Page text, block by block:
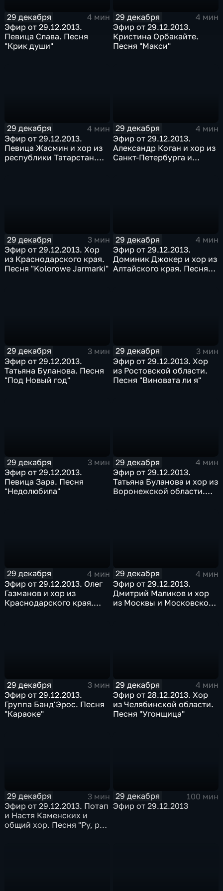
29 декабря
4 мин
Эфир от 29.12.2013.
Певица Слава. Песня
"Крик души"
29 декабря
4 мин
Эфир от 29.12.2013.
Кристина Орбакайте.
Песня "Макси"
29 декабря
4 мин
Эфир от 29.12.2013.
Певица Жасмин и хор из
республики Татарстан.
29 декабря
4 мин
Эфир от 29.12.2013.
Александр Коган и хор из
Санкт-Петербурга и
29 декабря
3 мин
Эфир от 29.12.2013. Хор
из Краснодарского края.
Песня "Kolorowe Jarmarki"
29 декабря
4 мин
Эфир от 29.12.2013.
Доминик Джокер и хор из
Алтайского края. Песня
29 декабря
3 мин
Эфир от 29.12.2013.
Татьяна Буланова. Песня
"Под Новый год"
29 декабря
3 мин
Эфир от 29.12.2013. Хор
из Ростовской области.
Песня "Виновата ли я"
29 декабря
3 мин
Эфир от 29.12.2013.
Певица Зара. Песня
"Недолюбила"
29 декабря
4 мин
Эфир от 29.12.2013.
Татьяна Буланова и хор из
Воронежской области.
29 декабря
4 мин
Эфир от 29.12.2013. Олег
Газманов и хор из
Краснодарского края.
29 декабря
4 мин
Эфир от 29.12.2013.
Дмитрий Маликов и хор
из Москвы и Московской
29 декабря
3 мин
Эфир от 29.12.2013.
Группа Банд'Эрос. Песня
"Караоке"
29 декабря
4 мин
Эфир от 28.12.2013. Хор
из Челябинской области.
Песня "Угонщица"
29 декабря
3 мин
Эфир от 29.12.2013. Потап
и Настя Каменских и
общий хор. Песня "Ру, ру,
29 декабря
100 мин
Эфир от 29.12.2013